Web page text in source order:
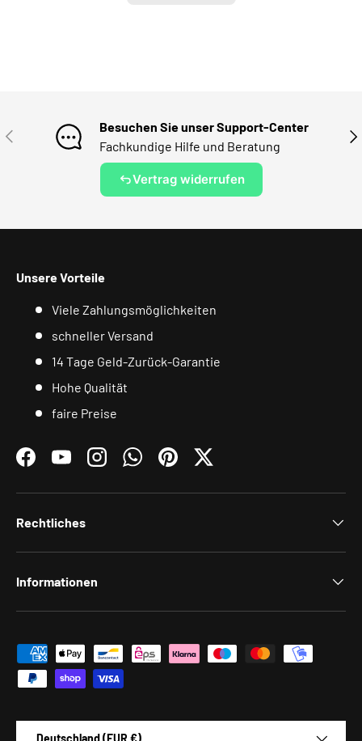
VORHERIGE
Besuchen Sie unser Support-Center
Fachkundige Hilfe und Beratung
Vertrag widerrufen
Unsere Vorteile
Viele Zahlungsmöglichkeiten
schneller Versand
14 Tage Geld-Zurück-Garantie
Hohe Qualität
faire Preise
FacebookYouTubeInstagramWhatsAppPinterestTwitter
Rechtliches
Informationen
Zahlungsmethoden